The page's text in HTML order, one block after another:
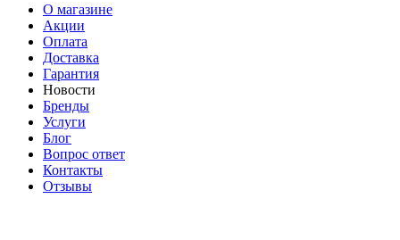
О магазине
Акции
Оплата
Доставка
Гарантия
Новости
Бренды
Услуги
Блог
Вопрос ответ
Контакты
Отзывы